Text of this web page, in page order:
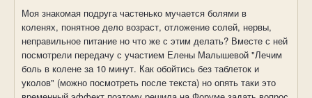
Моя знакомая подруга частенько мучается болями в
коленях, понятное дело возраст, отложение солей, нервы,
неправильное питание но что же с этим делать? Вместе с ней
посмотрели передачу с участием Елены Малышевой "Лечим
боль в колене за 10 минут. Как обойтись без таблеток и
уколов" (можно посмотреть после текста) но опять таки это